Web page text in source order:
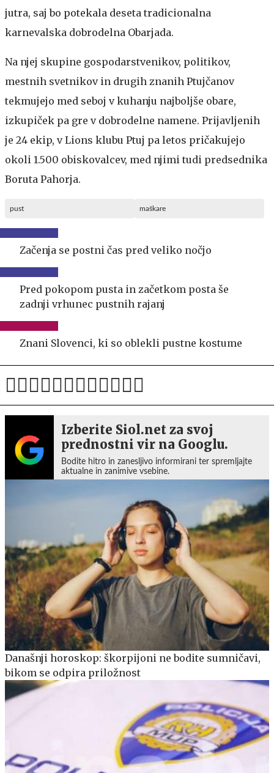
jutra, saj bo potekala deseta tradicionalna
karnevalska dobrodelna Obarjada.
Na njej skupine gospodarstvenikov, politikov,
mestnih svetnikov in drugih znanih Ptujčanov
tekmujejo med seboj v kuhanju najboljše obare,
izkupiček pa gre v dobrodelne namene. Prijavljenih
je 24 ekip, v Lions klubu Ptuj pa letos pričakujejo
okoli 1.500 obiskovalcev, med njimi tudi predsednika
Boruta Pahorja.
pust maškare
Začenja se postni čas pred veliko nočjo
Pred pokopom pusta in začetkom posta še
zadnji vrhunec pustnih rajanj
Znani Slovenci, ki so oblekli pustne kostume
Izberite Siol.net za svoj
prednostni vir na Googlu.
Bodite hitro in zanesljivo informirani ter spremljajte
aktualne in zanimive vsebine.
Današnji horoskop: škorpijoni ne bodite sumničavi,
bikom se odpira priložnost